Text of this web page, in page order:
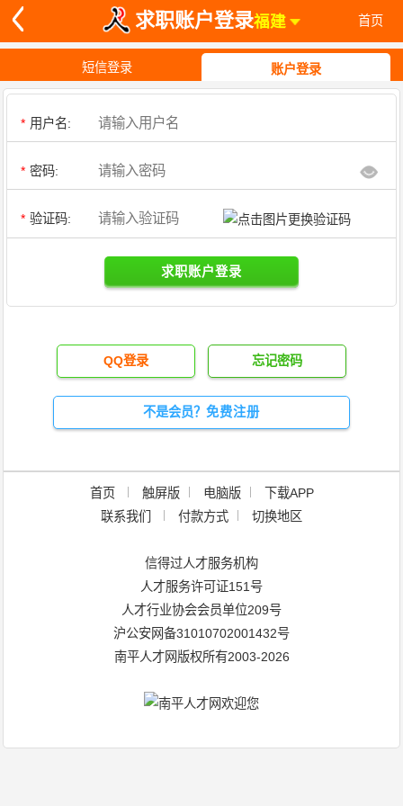
求职账户登录福建 首页
短信登录 账户登录
* 用户名:
* 密码:
* 验证码:
求职账户登录
QQ登录 忘记密码
不是会员？ 免费注册
首页
触屏版 电脑版
下载APP
联系我们
付款方式 切换地区
信得过人才服务机构
人才服务许可证151号
人才行业协会会员单位209号
沪公安网备31010702001432号
南平人才网版权所有2003-2026